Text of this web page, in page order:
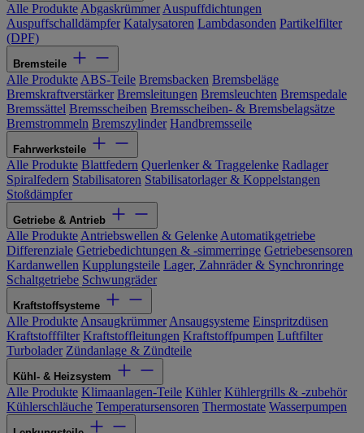
Alle Produkte Abgaskrümmer Auspuffdichtungen
Auspuffschalldämpfer Katalysatoren Lambdasonden Partikelfilter
(DPF)
Bremsteile
Alle Produkte ABS-Teile Bremsbacken Bremsbeläge
Bremskraftverstärker Bremsleitungen Bremsleuchten Bremspedale
Bremssättel Bremsscheiben Bremsscheiben- & Bremsbelagsätze
Bremstrommeln Bremszylinder Handbremsseile
Fahrwerksteile
Alle Produkte Blattfedern Querlenker & Traggelenke Radlager
Spiralfedern Stabilisatoren Stabilisatorlager & Koppelstangen
Stoßdämpfer
Getriebe & Antrieb
Alle Produkte Antriebswellen & Gelenke Automatikgetriebe
Differenziale Getriebedichtungen & -simmerringe Getriebesensoren
Kardanwellen Kupplungsteile Lager, Zahnräder & Synchronringe
Schaltgetriebe Schwungräder
Kraftstoffsysteme
Alle Produkte Ansaugkrümmer Ansaugsysteme Einspritzdüsen
Kraftstofffilter Kraftstoffleitungen Kraftstoffpumpen Luftfilter
Turbolader Zündanlage & Zündteile
Kühl- & Heizsystem
Alle Produkte Klimaanlagen-Teile Kühler Kühlergrills & -zubehör
Kühlerschläuche Temperatursensoren Thermostate Wasserpumpen